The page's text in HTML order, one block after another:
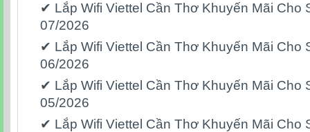
✔ Lắp Wifi Viettel Cần Thơ Khuyến Mãi Cho
07/2026
✔ Lắp Wifi Viettel Cần Thơ Khuyến Mãi Cho
06/2026
✔ Lắp Wifi Viettel Cần Thơ Khuyến Mãi Cho
05/2026
✔ Lắp Wifi Viettel Cần Thơ Khuyến Mãi Cho